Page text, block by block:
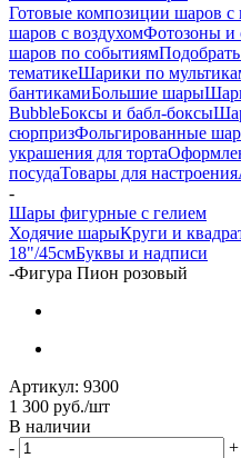
Готовые композиции шаров с
шаров с воздухомФотозоны и
шаров по событиям
тематикеШарики по
бантикамиБольшие шары
BubbleБоксы и бабл-боксы
сюрпризФольгированные
украшения для торта
посудаТовары для настроения
-
Шары фигурные с гелием
Ходячие шарыКруги и
18"/45смБуквы и надписи
-Фигура Пион розовый
Артикул: 9300
1 300 руб./шт
В наличии
-
+